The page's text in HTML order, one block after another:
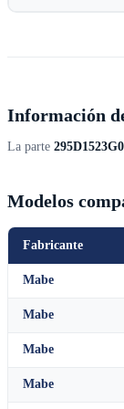
Información
La parte
Modelos
Fabricante
Mabe
Mabe
Mabe
Mabe